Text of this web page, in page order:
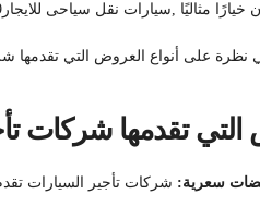
مثاليًا ,سيارات نقل سياحى للايجار01100092199.
نظرة على أنواع العروض التي تقدمها
التي تقدمها شركات
سعرية: شركات تأجير السيارات